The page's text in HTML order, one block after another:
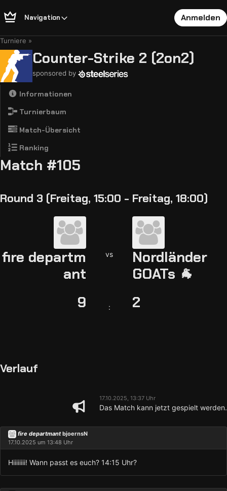
Navigation Anmelden
Turniere
Counter-Strike 2 (2on2)
sponsored by
Informationen
Turnierbaum
Match-Übersicht
Ranking
Match #105
Round 3 (Freitag, 15:00 - Freitag, 18:00)
fire departm
ant
vs
Nordländer
GOATs 🐐
9
: 2
Verlauf
17.10.2025, 13:37 Uhr
Das Match kann jetzt gespielt werden.
fire departmantbjoernsN
17.10.2025 um 13:48 Uhr
Hiiiiiiii! Wann passt es euch? 14:15 Uhr?